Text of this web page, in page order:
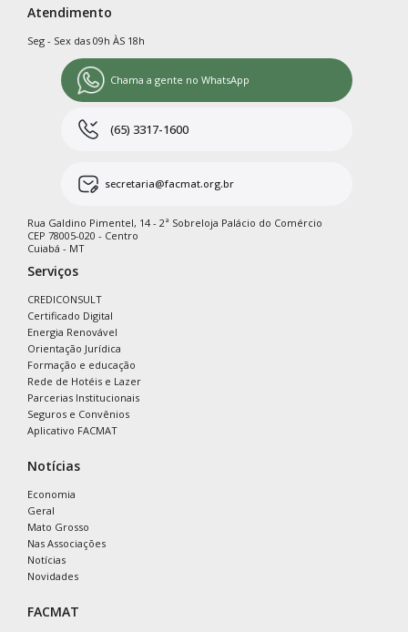
Atendimento
Seg - Sex das 09h ÀS 18h
Chama a gente no WhatsApp
(65) 3317-1600
secretaria@facmat.org.br
Rua Galdino Pimentel, 14 - 2ª Sobreloja Palácio do Comércio
CEP 78005-020 - Centro
Cuiabá - MT
Serviços
CREDICONSULT
Certificado Digital
Energia Renovável
Orientação Jurídica
Formação e educação
Rede de Hotéis e Lazer
Parcerias Institucionais
Seguros e Convênios
Aplicativo FACMAT
Notícias
Economia
Geral
Mato Grosso
Nas Associações
Notícias
Novidades
FACMAT